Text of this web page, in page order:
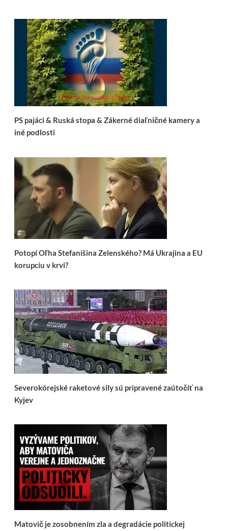
PS pajáci & Ruská stopa & Zákerné diaľničné kamery a
iné podlosti
Potopí Oľha Stefanišina Zelenského? Má Ukrajina a EU
korupciu v krvi?
Severokórejské raketové sily sú pripravené zaútočiť na
Kyjev
Matovič je zosobnením zla a degradácie politickej